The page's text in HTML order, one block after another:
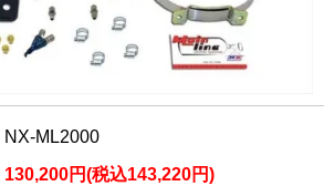
NX-ML2000
130,200円(税込143,220円)